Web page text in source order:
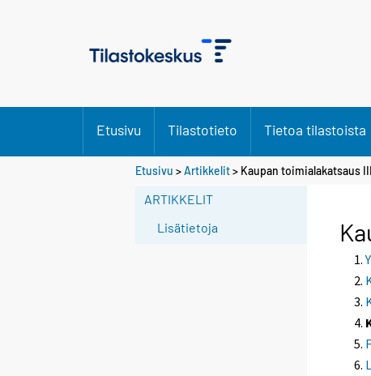
Etusivu Tilastotieto Tietoa tilastoista
Etusivu >Artikkelit> Kaupan toimialakatsaus
ARTIKKELIT
Lisätietoja